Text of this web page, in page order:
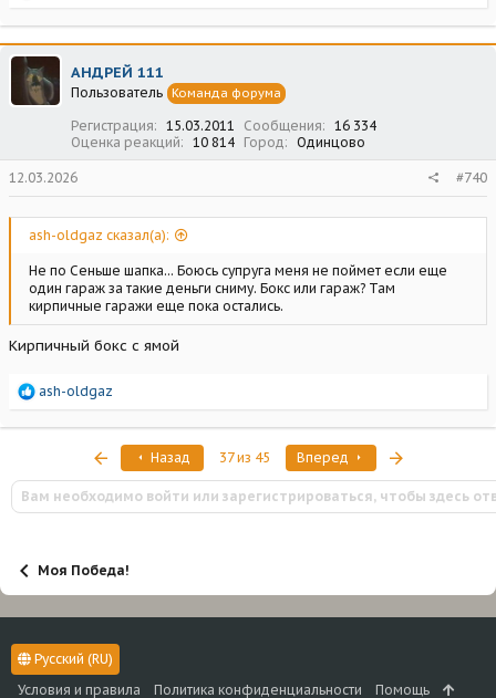
а
к
ц
и
и
АНДРЕЙ 111
Пользователь Команда форума
Регистрация 15.03.2011 Сообщения
16 334
Оценка реакций
10 814 Город Одинцово
12.03.2026 #740
ash-oldgaz сказал(а):
Не по Сеньше шапка... Боюсь супруга меня не поймет если еще
один гараж за такие деньги сниму. Бокс или гараж? Там
кирпичные гаражи еще пока остались.
Кирпичный бокс с ямой
Р
а
и
и
:
ash-oldgaz
ПервыйНазад 37 из 45 Вперед
Вам необходимо войти или зарегистрироваться, чтобы здесь
Моя Победа!
Русский (RU)
Условия и правила
Политика конфиденциальности Помощь